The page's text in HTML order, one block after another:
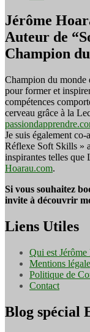
Jérôme
Auteur de
Champion
Champion du monde
pour former et
compétences
cerveau grâce à la
Je suis également
Réflexe Soft Skills »
inspirantes telles que
Hoarau.com.
Si vous souhaitez
invite à découvrir
Liens Utiles
Qui est Jérôme
Mentions
Politique de
Contact
Blog spécial